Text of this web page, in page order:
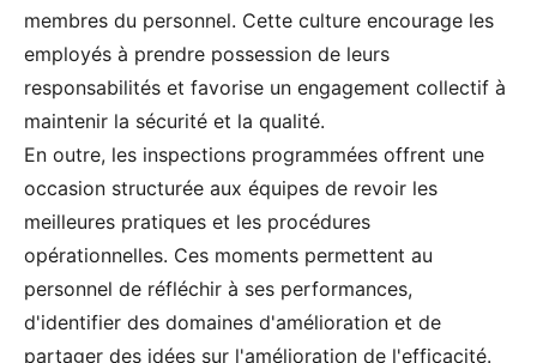
membres du personnel. Cette culture encourage les
employés à prendre possession de leurs
responsabilités et favorise un engagement collectif à
maintenir la sécurité et la qualité.
En outre, les inspections programmées offrent une
occasion structurée aux équipes de revoir les
meilleures pratiques et les procédures
opérationnelles. Ces moments permettent au
personnel de réfléchir à ses performances,
d'identifier des domaines d'amélioration et de
partager des idées sur l'amélioration de l'efficacité.